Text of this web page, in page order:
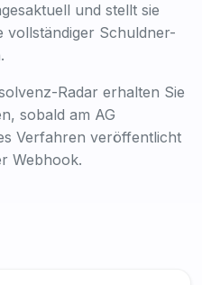
und stellt sie
vollständiger Schuldner-
Radar erhalten Sie
sobald am AG
Verfahren veröffentlicht
Webhook.